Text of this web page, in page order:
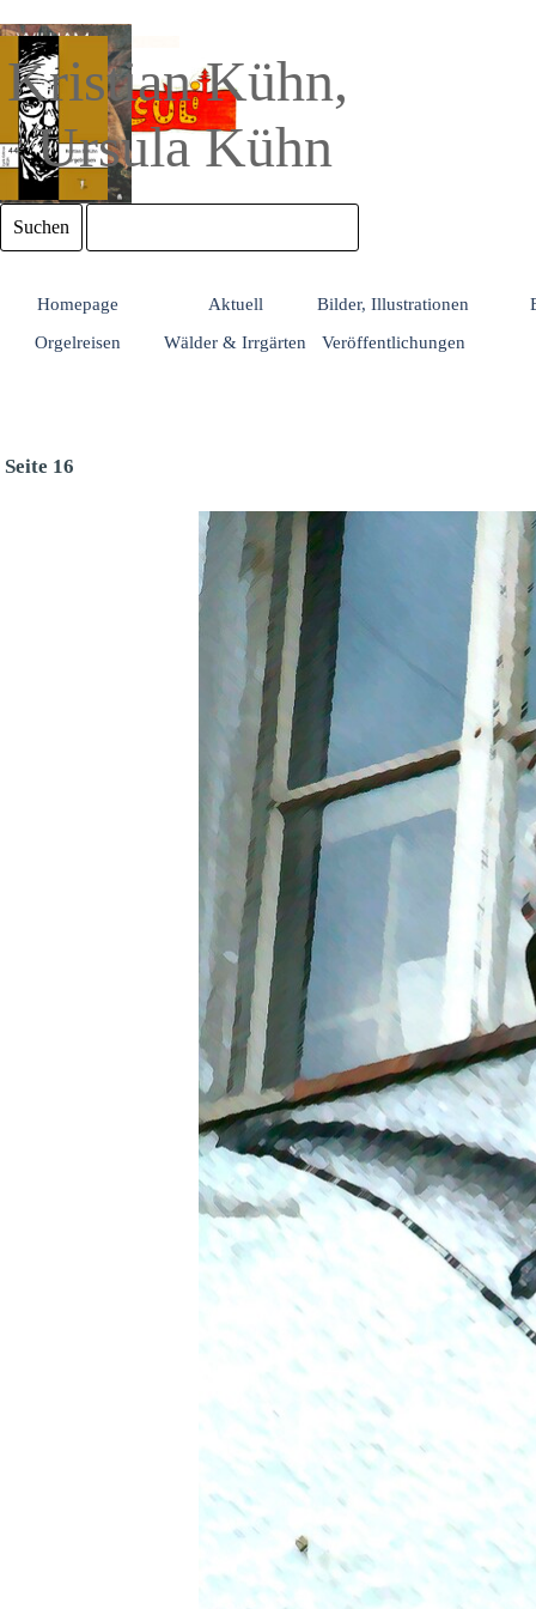
Kristian Kühn,
Ursula Kühn
Suchen
Homepage Aktuell Bilder, Illustrationen
Orgelreisen
Wälder & Irrgärten Veröffentlichungen
Seite 16